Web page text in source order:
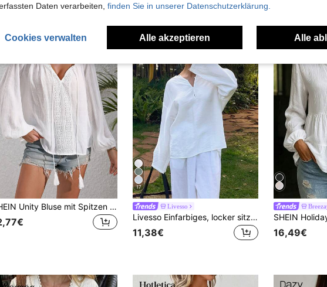
Auch Angeschaut
SHEIN Unity Bluse mit Spitzen Patchwork, Quasten Bändern und Laterne Ärmeln für den Urlaub
17
Livesso
Livesso Einfarbiges, locker sitzendes Langarm-Rundhals-Damenhemd, Herbstkleidung im Preppy-Stil
11,38€ 16,49€
Daten verarbeiten, finden Sie in unserer Datenschutzerklärung.
Cookies verwalten Alle akzeptieren Alle